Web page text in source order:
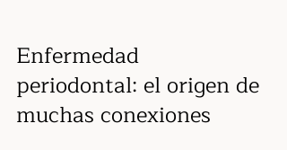
Enfermedad
periodontal: el origen de
muchas conexiones